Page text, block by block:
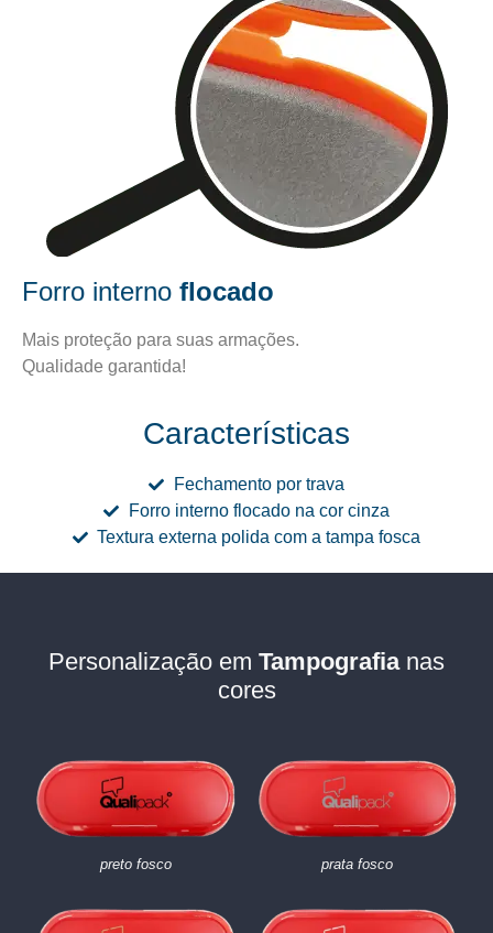
Forro interno flocado
Mais proteção para suas armações.
Qualidade garantida!
Características
Fechamento por trava
Forro interno flocado na cor cinza
Textura externa polida com a tampa fosca
Personalização em Tampografia nas
cores
preto fosco prata fosco